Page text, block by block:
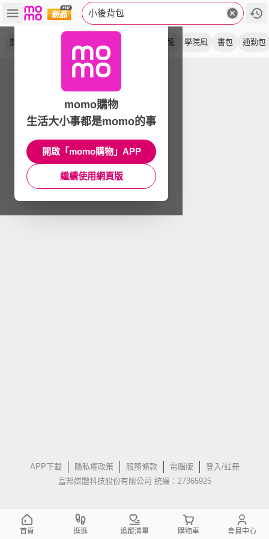
小後背包
雙肩包 尼龍 學院風 書包 通勤包
APP下載 隱私權政策 服務條款 電腦版
登入/註冊
富邦媒體科技股份有限公司 統編：27365925
momo購物
生活大小事都是momo的事
開啟「momo購物」APP
繼續使用網頁版
首頁 逛逛 追蹤清單 購物車 會員中心